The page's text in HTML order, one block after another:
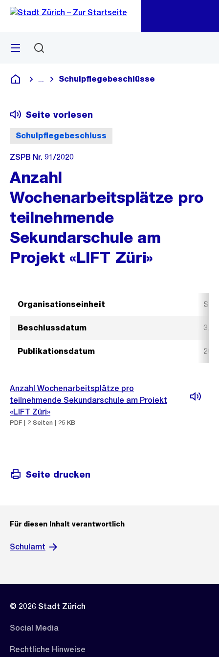
Navigation
Sprunglink
Menü
Deutsch
Blende alle Breadcrumbs ein
Schulpflegebeschlüsse
Schulpflegebeschluss
Seite vorlesen
ZSPB Nr. 91/2020
Anzahl
Wochenarbeitsplätze pro
teilnehmende
Sekundarschule am
Projekt «LIFT Züri»
Organisationseinheit
Beschlussdatum 3.
Publikationsdatum 20.
Anzahl Wochenarbeitsplätze pro
teilnehmende Sekundarschule am Projekt
«LIFT Züri»
PDF | 2 Seiten | 25 KB
Seite drucken
Für diesen Inhalt verantwortlich
Schulamt
© 2026 Stadt Zürich
Social Media
Rechtliche Hinweise